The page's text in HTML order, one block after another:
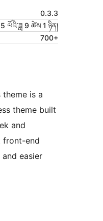
0.3.3
ལོའི་ཟླ 9 ཚེས 1 ཉིན།
700+
theme is a
theme built
and
front-end
easier